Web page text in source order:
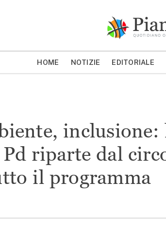
MOSTRA/
HOME NOTIZIE EDITORIALE
inclusione:
Pd riparte dal
il programma